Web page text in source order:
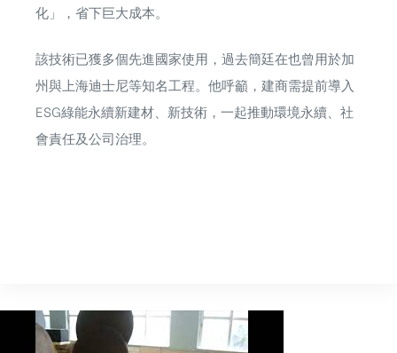
化」，省下巨大成本。
該技術已獲多個先進國家使用，過去簡廷在也曾用於加
州與上海迪士尼等知名工程。他呼籲，建商需提前導入
ESG綠能永續新建材、新技術，一起推動環境永續、社
會責任及公司治理。